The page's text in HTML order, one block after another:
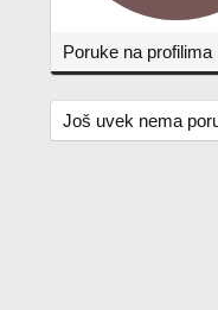
Poruke na profilima
Još uvek nema